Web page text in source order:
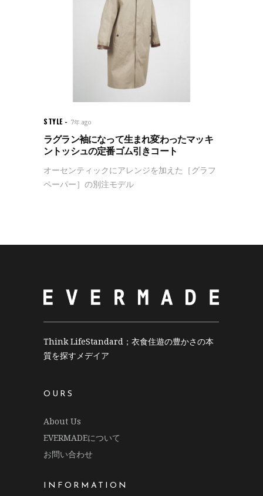
STYLE 7年 ago
ラグラン袖になって生まれ変わったマッキ
ントッシュの定番ゴム引きコート
オーセンティックにアレンジを加えた［グラフ
ペーパー］の別注モデル
Think LifeStandard；衣食住遊の豊かさの本
質を探すメデイア
OURS
About Us
EVERMADEについて
お問い合わせ
INFORMATION